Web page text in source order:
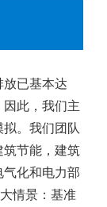
已基本达
此，我们主
。我们团队
节能，建筑
化和电力部
情景：基准